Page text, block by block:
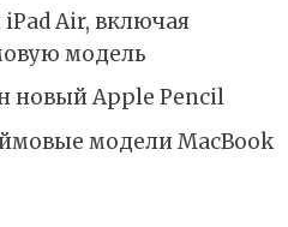
Air, включая
модель
новый Apple Pencil
модели MacBook